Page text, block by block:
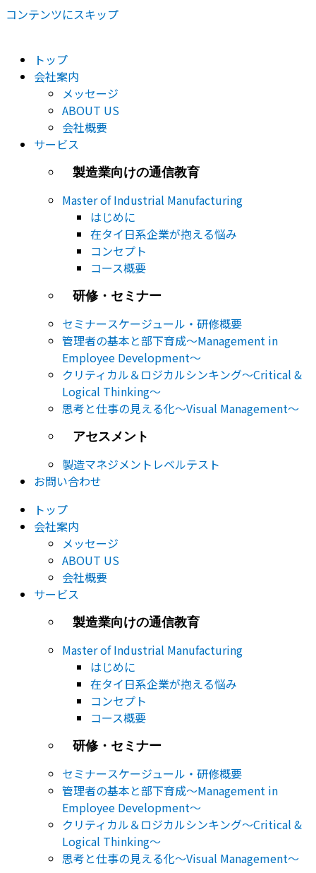
コンテンツにスキップ
トップ
会社案内
メッセージ
ABOUT US
会社概要
サービス
製造業向けの通信教育
Master of Industrial Manufacturing
はじめに
在タイ日系企業が抱える悩み
コンセプト
コース概要
研修・セミナー
セミナー​スケージュール・研修概要
管理者の基本と部下育成～Management in
Employee Development～
クリティカル＆ロジカルシンキング～Critical &
Logical Thinking～
思考と仕事の見える化～Visual Management～
アセスメント
製造マネジメントレベルテスト
お問い合わせ
トップ
会社案内
メッセージ
ABOUT US
会社概要
サービス
製造業向けの通信教育
Master of Industrial Manufacturing
はじめに
在タイ日系企業が抱える悩み
コンセプト
コース概要
研修・セミナー
セミナー​スケージュール・研修概要
管理者の基本と部下育成～Management in
Employee Development～
クリティカル＆ロジカルシンキング～Critical &
Logical Thinking～
思考と仕事の見える化～Visual Management～